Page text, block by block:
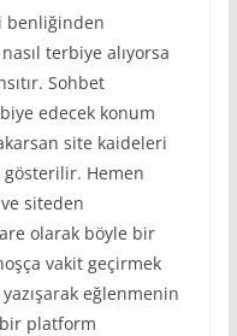
benliğinden
terbiye alıyorsa
Sohbet
edecek konum
site kaideleri
gösterilir. Hemen
siteden
olarak böyle bir
vakit geçirmek
eğlenmenin
platform